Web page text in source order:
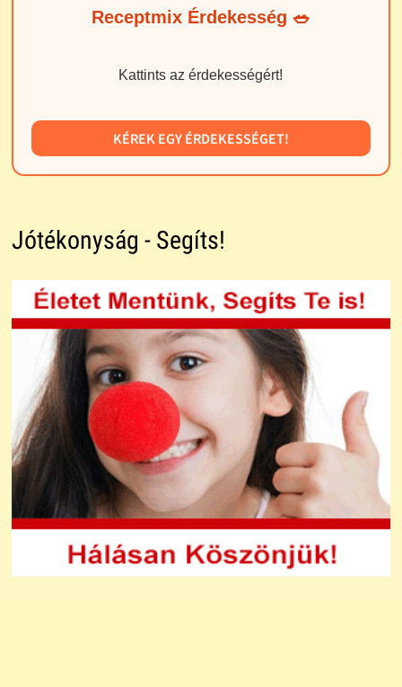
Receptmix Érdekesség 🥗
Kattints az érdekességért!
KÉREK EGY ÉRDEKESSÉGET!
Jótékonyság - Segíts!